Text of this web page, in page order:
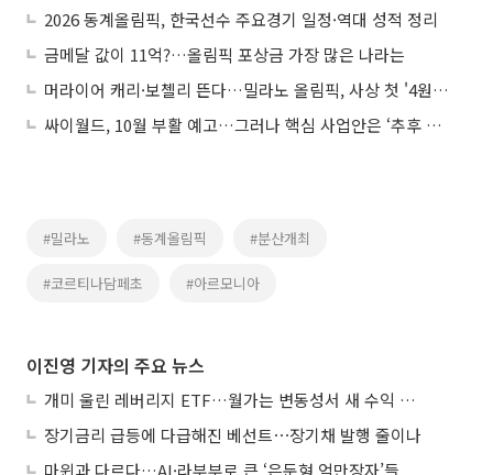
2026 동계올림픽, 한국선수 주요경기 일정·역대 성적 정리
금메달 값이 11억?…올림픽 포상금 가장 많은 나라는
머라이어 캐리·보첼리 뜬다…밀라노 올림픽, 사상 첫 '4원 중계'
싸이월드, 10월 부활 예고…그러나 핵심 사업안은 ‘추후 공개’
#밀라노 #동계올림픽 #분산개최
#코르티나담페초 #아르모니아
이진영 기자의 주요 뉴스
개미 울린 레버리지 ETF…월가는 변동성서 새 수익 기회
장기금리 급등에 다급해진 베선트⋯장기채 발행 줄이나